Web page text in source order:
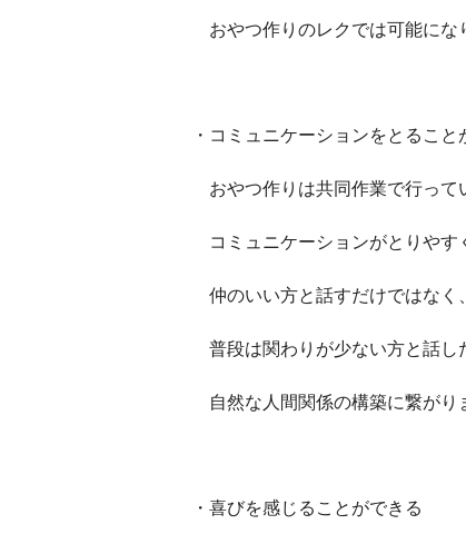
おやつ作りのレクでは可能にな
・コミュニケーションをとること
おやつ作りは共同作業で行って
コミュニケーションがとりやす
仲のいい方と話すだけではなく、
普段は関わりが少ない方と話し
自然な人間関係の構築に繋がり
・喜びを感じることができる